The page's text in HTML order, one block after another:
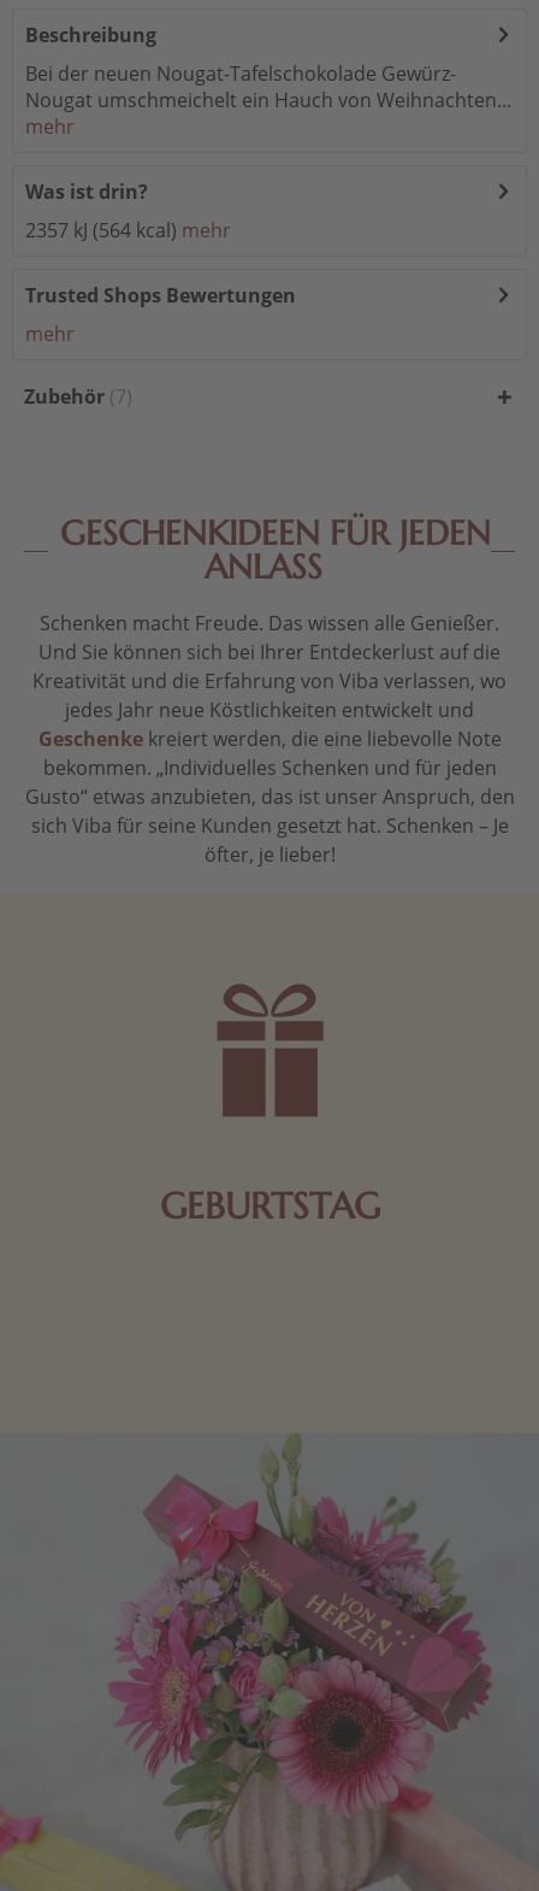
Beschreibung
Bei der neuen Nougat-Tafelschokolade Gewürz-
Nougat umschmeichelt ein Hauch von Weihnachten...
mehr
Was ist drin?
2357 kJ (564 kcal) mehr
Trusted Shops Bewertungen
mehr
Zubehör 7
GESCHENKIDEEN FÜR JEDEN
ANLASS
Schenken macht Freude. Das wissen alle Genießer.
Und Sie können sich bei Ihrer Entdeckerlust auf die
Kreativität und die Erfahrung von Viba verlassen, wo
jedes Jahr neue Köstlichkeiten entwickelt und
Geschenkekreiert werden, die eine liebevolle Note
bekommen. „Individuelles Schenken und für jeden
Gusto“ etwas anzubieten, das ist unser Anspruch, den
sich Viba für seine Kunden gesetzt hat. Schenken – Je
öfter, je lieber!
GEBURTSTAG